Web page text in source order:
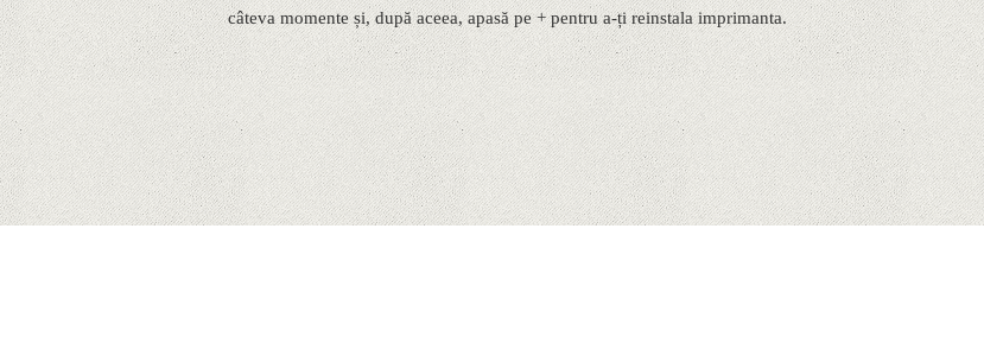
câteva momente și, după aceea, apasă pe + pentru a-ți reinstala imprimanta.